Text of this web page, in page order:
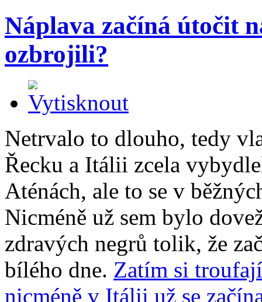
Náplava začíná útočit
ozbrojili?
Netrvalo to dlouho, tedy
Řecku a Itálii zcela
Aténách, ale to se v
Nicméně už sem bylo
zdravých negrů tolik, že
bílého dne. Zatím si
nicméně v Itálii už se